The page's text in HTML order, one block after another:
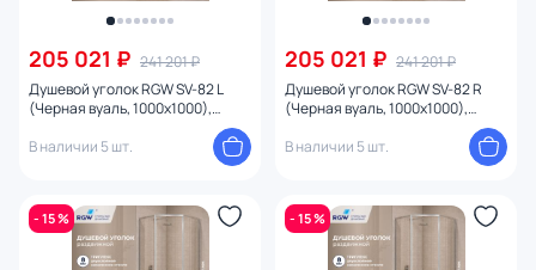
205 021 ₽ 241 201 ₽
Душевой уголок RGW SV-82 L
(Черная вуаль, 1000x1000),
В наличии 5 шт.
205 021 ₽ 241 201 ₽
Душевой уголок RGW SV-82 R
(Черная вуаль, 1000x1000),
В наличии 5 шт.
- 15 % - 15 %